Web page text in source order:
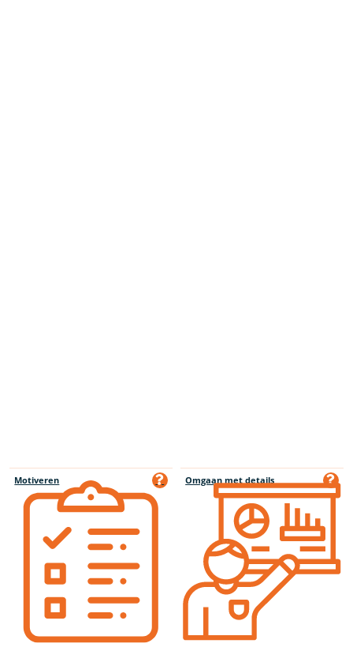
Motiveren Omgaan met details